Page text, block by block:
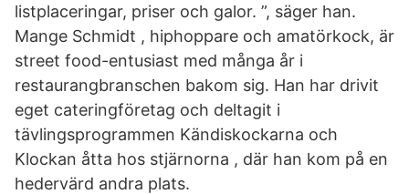
listplaceringar, priser och galor. ”, säger han.
Mange Schmidt , hiphoppare och amatörkock, är
street food-entusiast med många år i
restaurangbranschen bakom sig. Han har drivit
eget cateringföretag och deltagit i
tävlingsprogrammen Kändiskockarna och
Klockan åtta hos stjärnorna , där han kom på en
hedervärd andra plats.